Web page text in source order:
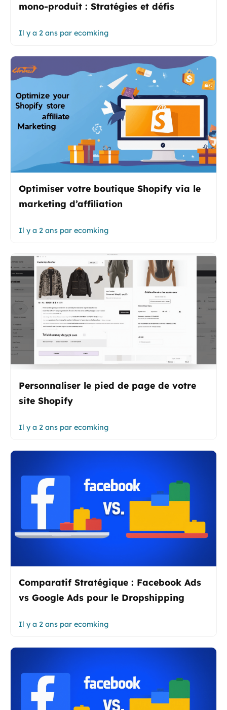
mono-produit : Stratégies et défis
Il y a 2 ans par ecomking
Optimiser votre boutique Shopify via le
marketing d’affiliation
Il y a 2 ans par ecomking
Personnaliser le pied de page de votre
site Shopify
Il y a 2 ans par ecomking
Comparatif Stratégique : Facebook Ads
vs Google Ads pour le Dropshipping
Il y a 2 ans par ecomking